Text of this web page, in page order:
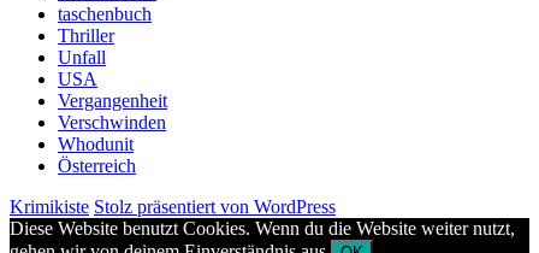
taschenbuch
Thriller
Unfall
USA
Vergangenheit
Verschwinden
Whodunit
Österreich
Krimikiste Stolz präsentiert von WordPress
Diese Website benutzt Cookies. Wenn du die Website weiter nutzt,